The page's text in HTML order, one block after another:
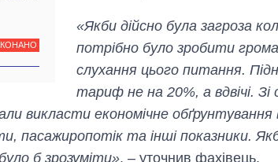
«Якби дійсно була загроза
потрібно було зробити
слухання цього питання.
тариф не на 20%, а вдвічі.
викласти економічне обґрунтування
пасажиропотік та інші показники.
б зрозуміти», – уточнив фахівець.